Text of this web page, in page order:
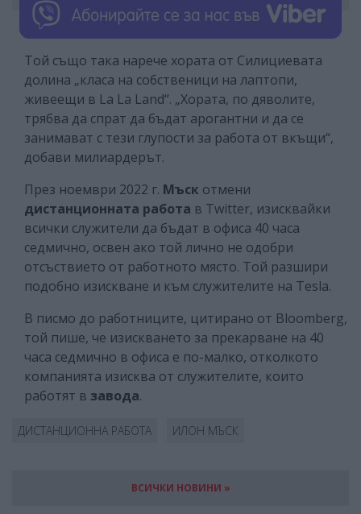
Той също така нарече хората от Силициевата
долина „класа на собственици на лаптопи,
живеещи в La La Land“. „Хората, по дяволите,
трябва да спрат да бъдат арогантни и да се
занимават с тези глупости за работа от вкъщи“,
добави милиардерът.
През ноември 2022 г. Мъск отмени
дистанционната работа в Twitter, изисквайки
всички служители да бъдат в офиса 40 часа
седмично, освен ако той лично не одобри
отсъствието от работното място. Той разшири
подобно изискване и към служителите на Tesla.
В писмо до работниците, цитирано от Bloomberg,
той пише, че изискването за прекарване на 40
часа седмично в офиса е по-малко, отколкото
компанията изисква от служителите, които
работят в завода.
ДИСТАНЦИОННА РАБОТА ИЛОН МЪСК
ВСИЧКИ НОВИНИ »